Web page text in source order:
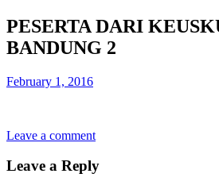
PESERTA DARI
BANDUNG 2
February 1, 2016
Leave a comment
Leave a Reply